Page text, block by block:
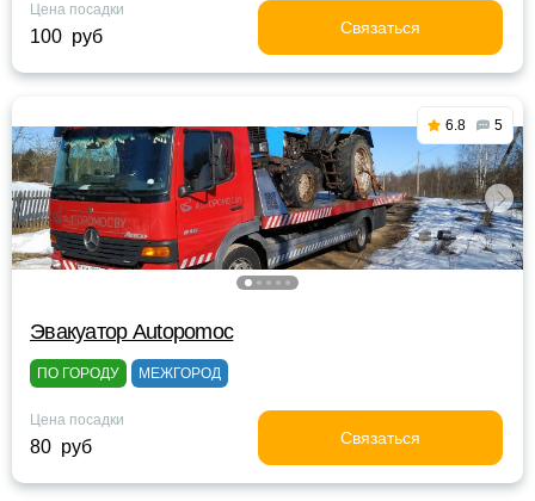
Цена посадки
100 руб Связаться
6.8 5
Эвакуатор Autopomoc
ПО ГОРОДУ МЕЖГОРОД
Цена посадки
80 руб Связаться